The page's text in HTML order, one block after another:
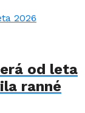
od leta
ranné